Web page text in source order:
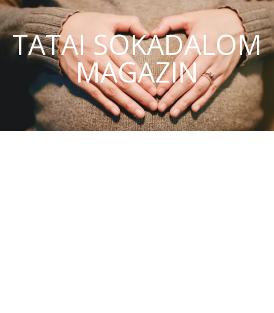
TATAI SOKADALOM
MAGAZIN